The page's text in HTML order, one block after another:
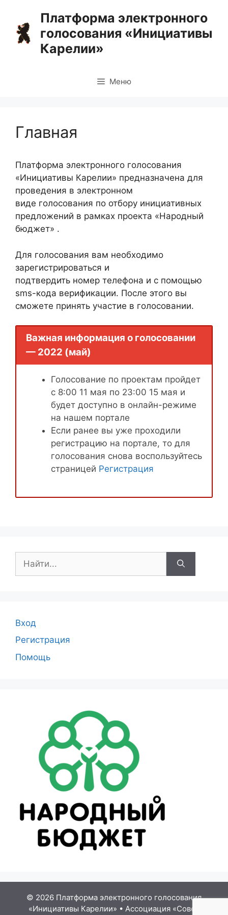
содержимому
Платформа электронного
голосования «Инициативы
Карелии»
Меню
Главная
Платформа электронного голосования
«Инициативы Карелии» предназначена для
проведения в электронном
виде голосования по отбору инициативных
предложений в рамках проекта «Народный
бюджет» .
Для голосования вам необходимо
зарегистрироваться и
подтвердить номер телефона и с помощью
sms-кода верификации. После этого вы
сможете принять участие в голосовании.
Важная информация о голосовании
— 2022 (май)
Голосование по проектам пройдет
с 8:00 11 мая по 23:00 15 мая и
будет доступно в онлайн-режиме
на нашем портале
Если ранее вы уже проходили
регистрацию на портале, то для
голосования снова воспользуйтесь
страницей Регистрация
Вход
Регистрация
Помощь
© 2026 Платформа электронного голосования
«Инициативы Карелии» • Ассоциация «Совет